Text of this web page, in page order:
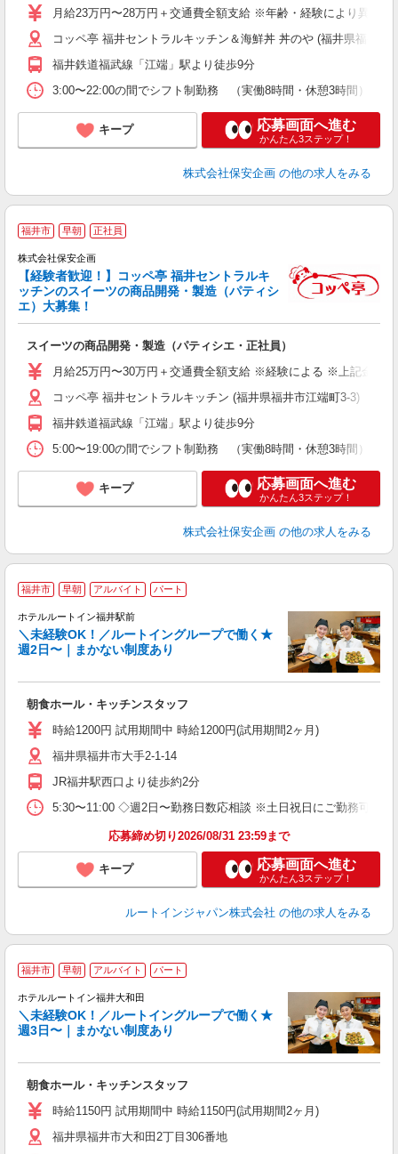
月給23万円〜28万円＋交通費全額支給 ※年齢・経験により異な
コッペ亭 福井セントラルキッチン＆海鮮丼 丼のや (福井県福井市
福井鉄道福武線「江端」駅より徒歩9分
3:00〜22:00の間でシフト制勤務 （実働8時間・休憩3時間） ※残
キープ 応募画面へ進む
かんたん3ステップ！
株式会社保安企画 の他の求人をみる
福井市 早朝 正社員
株式会社保安企画
【経験者歓迎！】コッペ亭 福井セントラルキ
ッチンのスイーツの商品開発・製造（パティシ
エ）大募集！
スイーツの商品開発・製造（パティシエ・正社員）
月給25万円〜30万円＋交通費全額支給 ※経験による ※上記金額
コッペ亭 福井セントラルキッチン (福井県福井市江端町3-3)
福井鉄道福武線「江端」駅より徒歩9分
5:00〜19:00の間でシフト制勤務 （実働8時間・休憩3時間） ※残
キープ 応募画面へ進む
かんたん3ステップ！
株式会社保安企画 の他の求人をみる
福井市 早朝 アルバイト パート
ホテルルートイン福井駅前
＼未経験OK！／ルートイングループで働く★
週2日〜｜まかない制度あり
朝食ホール・キッチンスタッフ
時給1200円 試用期間中 時給1200円(試用期間2ヶ月)
福井県福井市大手2-1-14
JR福井駅西口より徒歩約2分
5:30〜11:00 ◇週2日〜勤務日数応相談 ※土日祝日にご勤務可能な
応募締め切り2026/08/31 23:59まで
キープ 応募画面へ進む
かんたん3ステップ！
ルートインジャパン株式会社 の他の求人をみる
福井市 早朝 アルバイト パート
ホテルルートイン福井大和田
＼未経験OK！／ルートイングループで働く★
週3日〜｜まかない制度あり
朝食ホール・キッチンスタッフ
時給1150円 試用期間中 時給1150円(試用期間2ヶ月)
福井県福井市大和田2丁目306番地